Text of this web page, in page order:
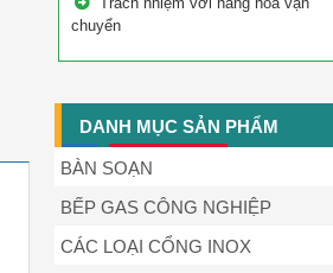
chuyển
DANH MỤC SẢN PHẨM
BÀN SOẠN
BẾP GAS CÔNG NGHIỆP
CÁC LOẠI CỔNG INOX